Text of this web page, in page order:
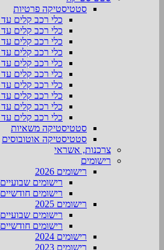
סטטיסטיקה פרטיות
כלי רכב קלים עד 3.5 טון 2026
כלי רכב קלים עד 3.5 טון 2025
כלי רכב קלים עד 3.5 טון 2024
כלי רכב קלים עד 3.5 טון 2023
כלי רכב קלים עד 3.5 טון 2022
כלי רכב קלים עד 3.5 טון 2021
כלי רכב קלים עד 3.5 טון 2020
כלי רכב קלים עד 3.5 טון 2019
כלי רכב קלים עד 3.5 טון 2018
כלי רכב קלים עד 3.5 טון 2017
סטטיסטיקה משאיות
סטטיסטיקה אוטובוסים
צרכנות, אשראי
רישומים
רישומים 2026
רישומים שבועיים 2026
רישומים חודשיים 2026
רישומים 2025
רישומים שבועיים 2025
רישומים חודשיים 2025
רישומים 2024
רישומים 2023